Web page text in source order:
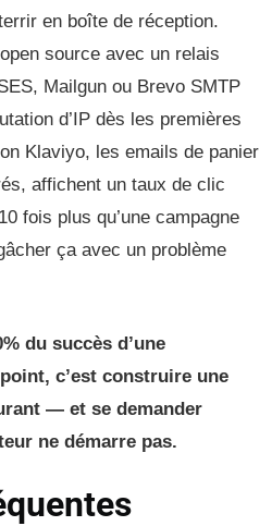
en boîte de réception.
source avec un relais
Mailgun ou Brevo SMTP
d’IP dès les premières
Klaviyo, les emails de panier
affichent un taux de clic
fois plus qu’une campagne
ça avec un problème
du succès d’une
c’est construire une
— et se demander
ne démarre pas.